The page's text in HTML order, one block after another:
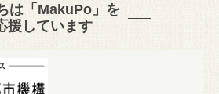
は「MakuPo」を
援しています